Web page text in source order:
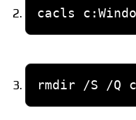
cacls
rmdir /S /Q